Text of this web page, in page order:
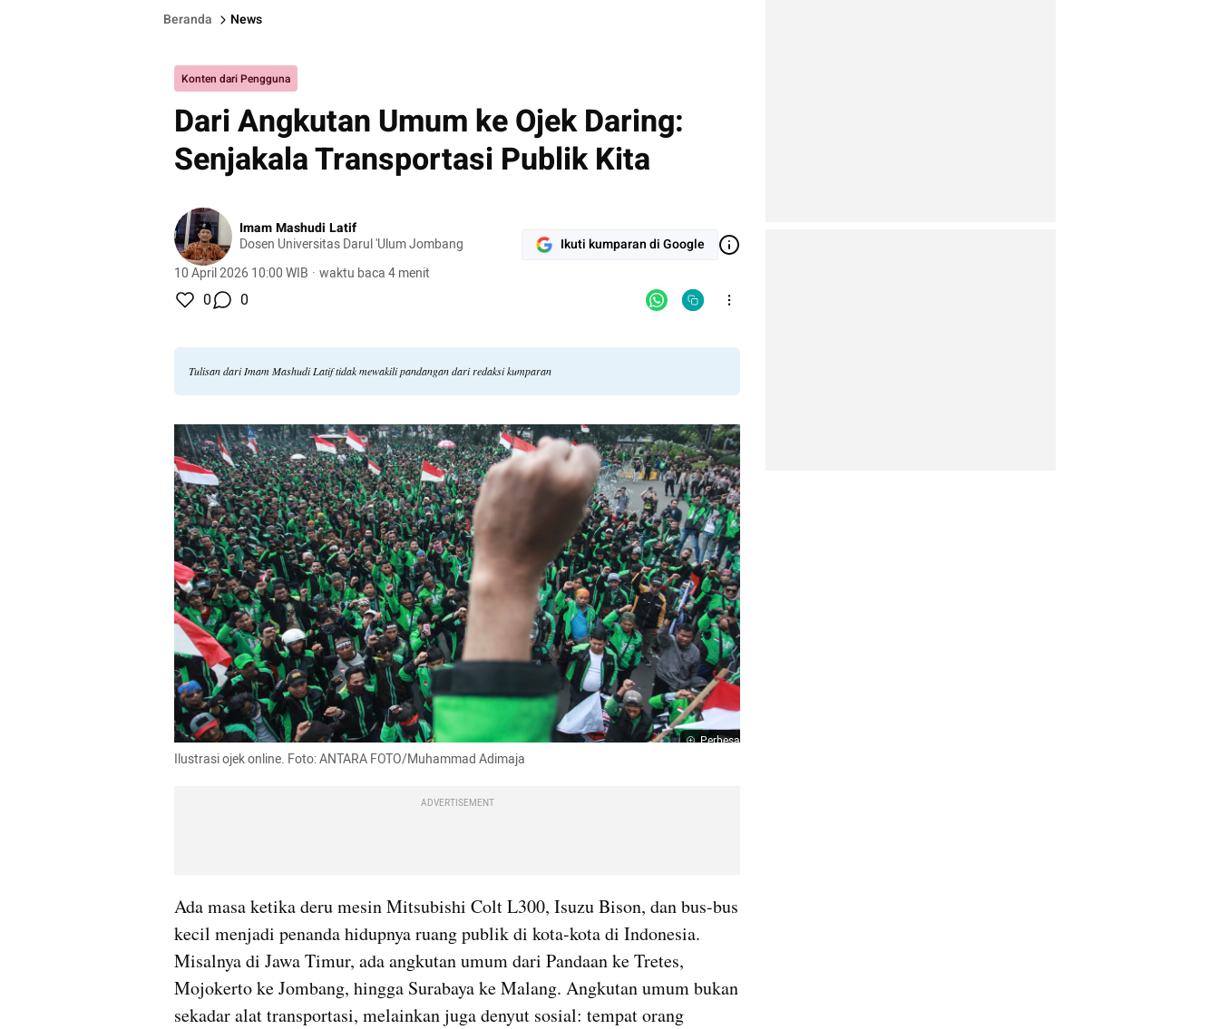
Beranda News
Konten dari Pengguna
Dari Angkutan Umum ke Ojek Daring:
Senjakala Transportasi Publik Kita
Imam Mashudi Latif
Dosen Universitas Darul 'Ulum Jombang
10 April 2026 10:00 WIB · waktu baca 4 menit
Ikuti kumparan di Google
0 0
Tulisan dari Imam Mashudi Latif tidak mewakili pandangan dari redaksi kumparan
Perbesar
Ilustrasi ojek online. Foto: ANTARA FOTO/Muhammad Adimaja
ADVERTISEMENT
Ada masa ketika deru mesin Mitsubishi Colt L300, Isuzu Bison, dan bus-bus
kecil menjadi penanda hidupnya ruang publik di kota-kota di Indonesia.
Misalnya di Jawa Timur, ada angkutan umum dari Pandaan ke Tretes,
Mojokerto ke Jombang, hingga Surabaya ke Malang. Angkutan umum bukan
sekadar alat transportasi, melainkan juga denyut sosial: tempat orang